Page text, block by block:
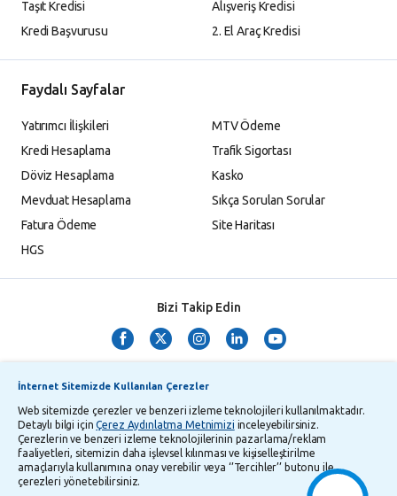
Taşıt Kredisi
Kredi Başvurusu
Alışveriş Kredisi
2. El Araç Kredisi
Faydalı Sayfalar
Yatırımcı İlişkileri
Kredi Hesaplama
Döviz Hesaplama
Mevduat Hesaplama
Fatura Ödeme
HGS
MTV Ödeme
Trafik Sigortası
Kasko
Sıkça Sorulan Sorular
Site Haritası
Bizi Takip Edin
TMSF ve YTM Zaman Aşımı Listesi Bilgi Toplumu Hizmetleri
Kişisel Verilerin Korunması Gizlilik Politikası Çerez Aydınlatma Metni
İnternet Sitemizde Kullanılan Çerezler
Web sitemizde çerezler ve benzeri izleme teknolojileri kullanılmaktadır.
Detaylı bilgi içinÇerez Aydınlatma Metnimizi inceleyebilirsiniz.
Çerezlerin ve benzeri izleme teknolojilerinin pazarlama/reklam
faaliyetleri, sitemizin daha işlevsel kılınması ve kişiselleştirilme
amaçlarıyla kullanımına onay verebilir veya ‘’Tercihler’’ butonu ile
çerezleri yönetebilirsiniz.